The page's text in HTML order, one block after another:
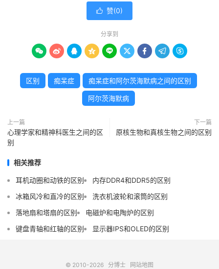
 赞(0)
分享到
        
区别 痴呆症 痴呆症和阿尔茨海默病之间的区别
阿尔茨海默病
上一篇
心理学家和精神科医生之间的区
别
下一篇
原核生物和真核生物之间的区别
相关推荐
耳机动圈和动铁的区别
内存DDR4和DDR5的区别
冰箱风冷和直冷的区别
洗衣机波轮和滚筒的区别
落地扇和塔扇的区别
电磁炉和电陶炉的区别
键盘青轴和红轴的区别
显示器IPS和OLED的区别
© 2010-2026 分博士 网站地图